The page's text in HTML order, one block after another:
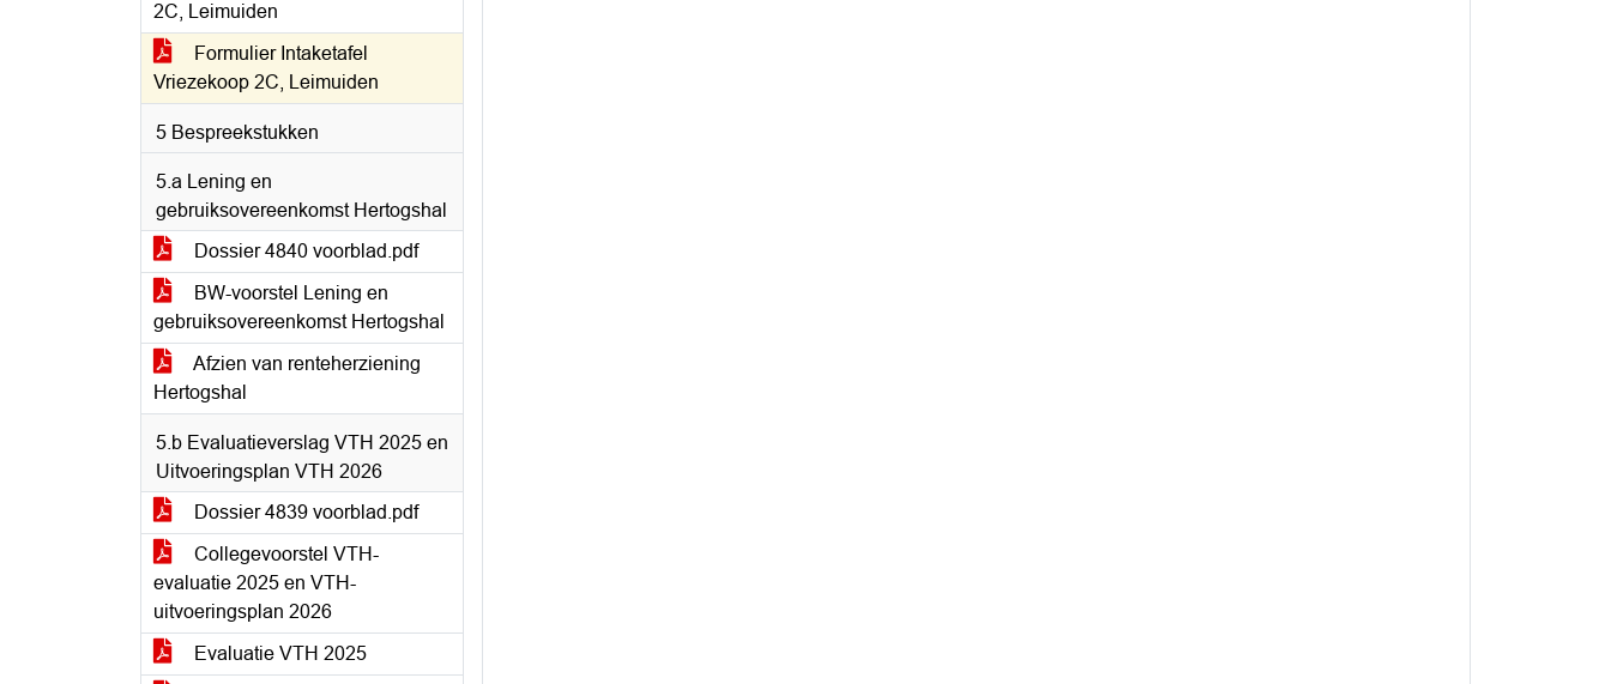
2C, Leimuiden
Formulier Intaketafel
Vriezekoop 2C, Leimuiden
5 Bespreekstukken
5.a Lening en
gebruiksovereenkomst Hertogshal
Dossier 4840 voorblad.pdf
BW-voorstel Lening en
gebruiksovereenkomst Hertogshal
Afzien van renteherziening
Hertogshal
5.b Evaluatieverslag VTH 2025 en
Uitvoeringsplan VTH 2026
Dossier 4839 voorblad.pdf
Collegevoorstel VTH-
evaluatie 2025 en VTH-
uitvoeringsplan 2026
Evaluatie VTH 2025